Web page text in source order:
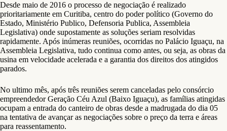
Desde maio de 2016 o processo de negociação é realizado
prioritariamente em Curitiba, centro do poder político (Governo do
Estado, Ministério Publico, Defensoria Publica, Assembleia
Legislativa) onde supostamente as soluções seriam resolvidas
rapidamente. Após inúmeras reuniões, ocorridas no Palácio Iguaçu, na
Assembleia Legislativa, tudo continua como antes, ou seja, as obras da
usina em velocidade acelerada e a garantia dos direitos dos atingidos
parados.
No ultimo mês, após três reuniões serem canceladas pelo consórcio
empreendedor Geração Céu Azul (Baixo Iguaçu), as famílias atingidas
ocupam a entrada do canteiro de obras desde a madrugada do dia 05
na tentativa de avançar as negociações sobre o preço da terra e áreas
para reassentamento.